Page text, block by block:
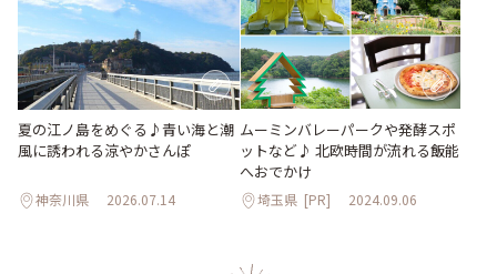
夏の江ノ島をめぐる♪青い海と潮
風に誘われる涼やかさんぽ
神奈川県 2026.07.14
ムーミンバレーパークや発酵スポ
ットなど♪ 北欧時間が流れる飯能
へおでかけ
埼玉県 [PR] 2024.09.06